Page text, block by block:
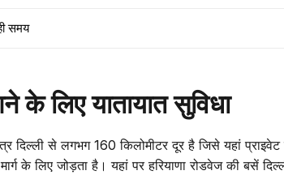
समय
के लिए यातायात सुविधा
दिल्ली से लगभग 160 किलोमीटर दूर है जिसे यहां
के लिए जोड़ता है। यहां पर हरियाणा रोडवेज की बसें